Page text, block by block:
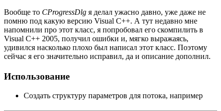
Вообще то CProgressDlg я делал ужасно давно, уже даже не
помню под какую версию Visual C++. А тут недавно мне
напомнили про этот класс, я попробовал его скомпилить в
Visual C++ 2005, получил ошибки и, мягко выражаясь,
удивился насколько плохо был написал этот класс. Поэтому
сейчас я его значительно исправил, да и описание дополнил.
Использование
Создать структуру параметров для потока, например